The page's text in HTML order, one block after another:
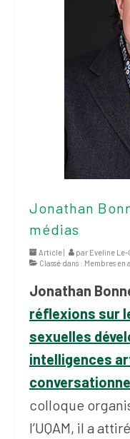
Jonathan
médias
Article | par Eveline Le-
Classé dans : Membres en
Jonathan
réflexions sur
sexuelles
intelligences
colloque
l’UQAM, il a